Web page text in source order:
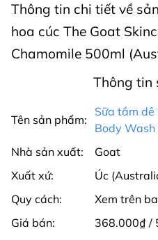
Thông tin chi tiết về
hoa cúc The Goat
Chamomile 500ml
Thông tin
Tên sản phẩm:
Sữa tắm dê
Body Wash
Nhà sản xuất:
Goat
Xuất xứ:
Úc
Quy cách:
Xem trên
Giá bán:
368.000₫ /